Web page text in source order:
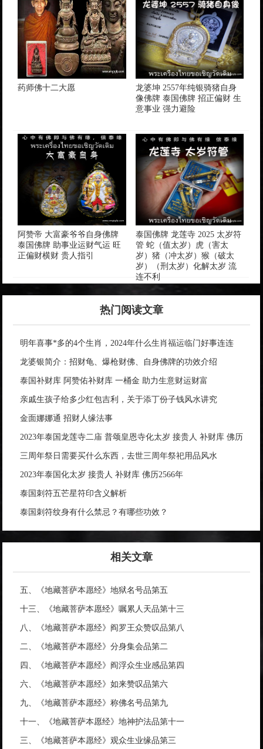
药师佛十二大愿
龙婆坤 2557年纯银骑猪自身
像佛牌 泰国佛牌 招正偏财 生
意事业 强力避险
阿赞帝 大富豪爷爷自身佛牌
泰国佛牌 助事业运财气运 旺
正偏财横财 贵人指引
泰国佛牌 龙莲寺 2025 太岁符
管 蛇（值太岁）虎（害太
岁）猪（冲太岁）猴（破太
岁）（刑太岁）化解太岁 流
连不利
热门阅读文章
明年喜事*多的4个生肖，2024年什么生肖福运临门好事连连
龙婆银简介：招财龟、爆枪财佛、自身佛牌的功效介绍
泰国补财库 阿赞佑补财库 一桶金 助力生意财运财富
亲戚生孩子给多少红包吉利，关于添丁份子钱风水讲究
金面娜娜通 招财人缘法事
2023年泰国龙莲寺二庙 普颂皇恩寺化太岁 接贵人 补财库 佛历
2566年
三周年祭日需要买什么东西，去世三周年祭祀用品风水
2023年泰国化太岁 接贵人 补财库 佛历2566年
泰国刺符五芒星符印含义解析
泰国刺符纹身有什么禁忌？有哪些功效？
相关文章
五、《地藏菩萨本愿经》地狱名号品第五
十三、《地藏菩萨本愿经》嘱累人天品第十三
八、《地藏菩萨本愿经》阎罗王众赞叹品第八
二、《地藏菩萨本愿经》分身集会品第二
四、《地藏菩萨本愿经》阎浮众生业感品第四
六、《地藏菩萨本愿经》如来赞叹品第六
九、《地藏菩萨本愿经》称佛名号品第九
十一、《地藏菩萨本愿经》地神护法品第十一
三、《地藏菩萨本愿经》观众生业缘品第三